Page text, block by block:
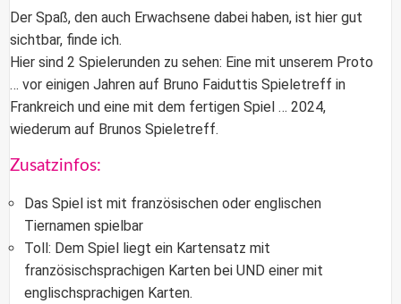
Der Spaß, den auch Erwachsene dabei haben, ist hier gut
sichtbar, finde ich.
Hier sind 2 Spielerunden zu sehen: Eine mit unserem Proto
… vor einigen Jahren auf Bruno Faiduttis Spieletreff in
Frankreich und eine mit dem fertigen Spiel … 2024,
wiederum auf Brunos Spieletreff.
Zusatzinfos:
Das Spiel ist mit französischen oder englischen
Tiernamen spielbar
Toll: Dem Spiel liegt ein Kartensatz mit
französischsprachigen Karten bei UND einer mit
englischsprachigen Karten.